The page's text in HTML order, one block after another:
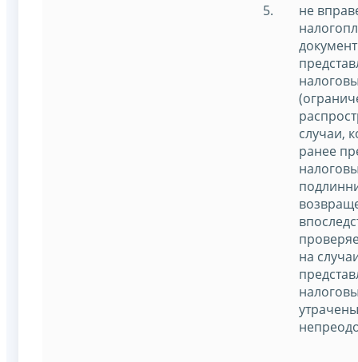
не
случаи,
ранее
на